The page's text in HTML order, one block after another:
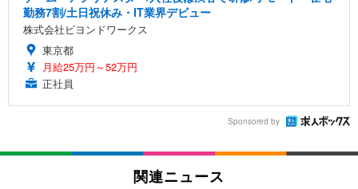
勤務7割/土日祝休み・IT業界デビュー
株式会社ビヨンドワークス
東京都
月給25万円～52万円
正社員
Sponsored by
関連ニュース